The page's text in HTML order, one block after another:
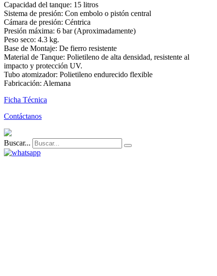
Capacidad del tanque: 15 litros
Sistema de presión: Con embolo o pistón central
Cámara de presión: Céntrica
Presión máxima: 6 bar (Aproximadamente)
Peso seco: 4.3 kg.
Base de Montaje: De fierro resistente
Material de Tanque: Polietileno de alta densidad, resistente al
impacto y protección UV.
Tubo atomizador: Polietileno endurecido flexible
Fabricación: Alemana
Ficha Técnica
Contáctanos
Buscar...